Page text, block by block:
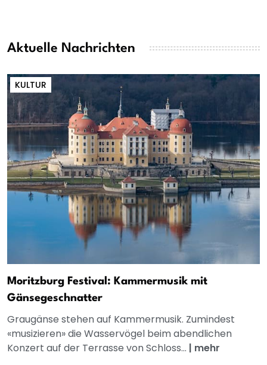
Aktuelle Nachrichten
KULTUR
Moritzburg Festival: Kammermusik mit
Gänsegeschnatter
Graugänse stehen auf Kammermusik. Zumindest
«musizieren» die Wasservögel beim abendlichen
Konzert auf der Terrasse von Schloss... | mehr